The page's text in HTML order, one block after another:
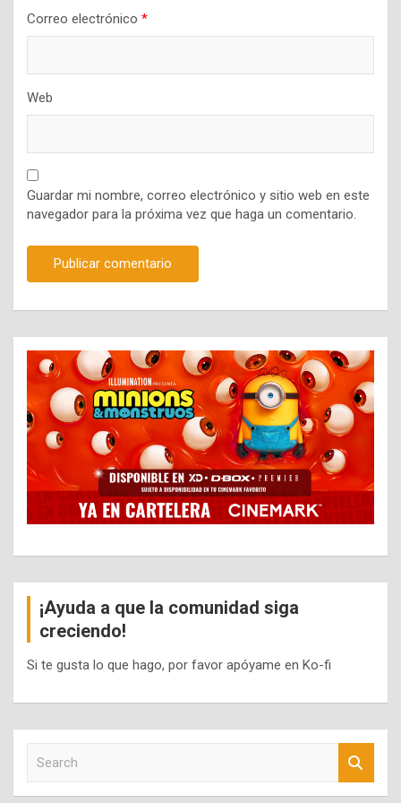
Correo electrónico *
Web
Guardar mi nombre, correo electrónico y sitio web en este
navegador para la próxima vez que haga un comentario.
¡Ayuda a que la comunidad siga
creciendo!
Si te gusta lo que hago, por favor apóyame en Ko-fi